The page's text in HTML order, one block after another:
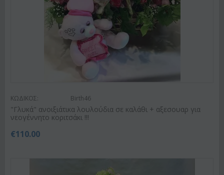
ΚΩΔΙΚΟΣ: Birth46
"Γλυκά" ανοιξιάτικα λουλούδια σε καλάθι + αξεσουαρ για
νεογέννητο κοριτσάκι !!!
€110.00